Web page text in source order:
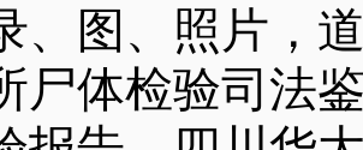
、图、照片，
尸体检验司法